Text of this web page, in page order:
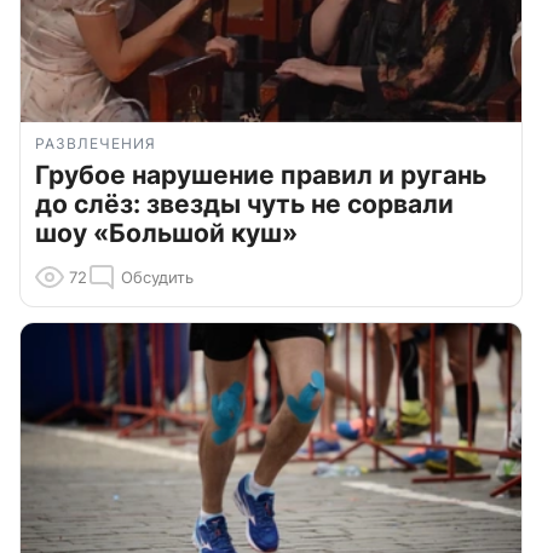
РАЗВЛЕЧЕНИЯ
Грубое нарушение правил и ругань
до слёз: звезды чуть не сорвали
шоу «Большой куш»
72 Обсудить